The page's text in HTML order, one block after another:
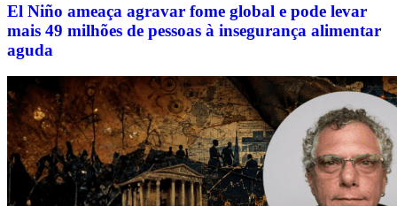
El Niño ameaça agravar fome global e pode levar
mais 49 milhões de pessoas à insegurança alimentar
aguda